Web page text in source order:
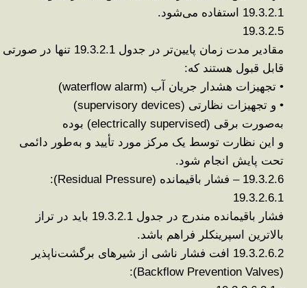
19.3.2.1 استفاده می‌شود.
19.3.2.5
مقادیر مدت زمان پایین‌تر در جدول 19.3.2.1
تنها در صورتی
قابل قبول هستند که:
• تجهیزات هشدار جریان آب (waterflow alarm)
• و تجهیزات نظارتی (supervisory devices)
به‌صورت برقی (electrically supervised)
بوده
و این نظارت توسط یک مرکز مورد تأیید و به‌طور دائمی
تحت پایش انجام شود.
19.3.2.6 –
فشار باقیمانده (Residual Pressure):
19.3.2.6.1
فشار باقیمانده مندرج در جدول 19.3.2.1 باید
در تراز
بالاترین اسپرینکلر فراهم باشد.
19.3.2.6.2
افت فشار ناشی از شیرهای برگشت‌ناپذیر
(Backflow Prevention Valves):